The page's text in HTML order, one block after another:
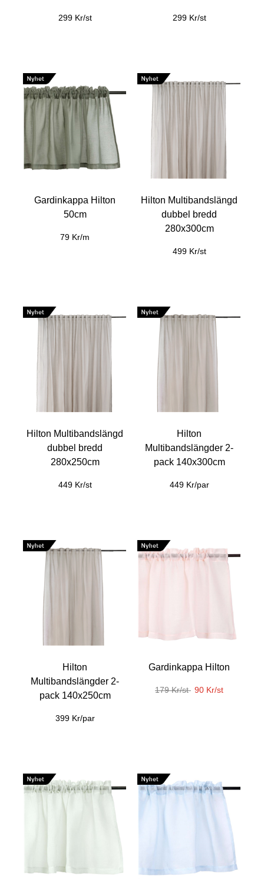
299 Kr/st 299 Kr/st
Gardinkappa Hilton
50cm
79 Kr/m
Hilton Multibandslängd
dubbel bredd
280x300cm
499 Kr/st
Hilton Multibandslängd
dubbel bredd
280x250cm
449 Kr/st
Hilton
Multibandslängder 2-
pack 140x300cm
449 Kr/par
Hilton
Multibandslängder 2-
pack 140x250cm
399 Kr/par
Gardinkappa Hilton
179 Kr/st 90 Kr/st